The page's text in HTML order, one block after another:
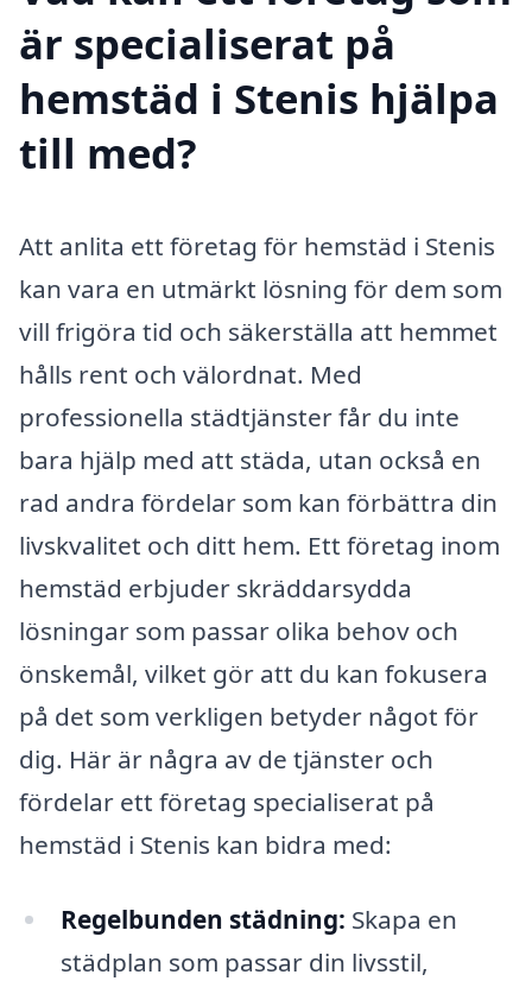
är specialiserat på
hemstäd i Stenis hjälpa
till med?
Att anlita ett företag för hemstäd i Stenis
kan vara en utmärkt lösning för dem som
vill frigöra tid och säkerställa att hemmet
hålls rent och välordnat. Med
professionella städtjänster får du inte
bara hjälp med att städa, utan också en
rad andra fördelar som kan förbättra din
livskvalitet och ditt hem. Ett företag inom
hemstäd erbjuder skräddarsydda
lösningar som passar olika behov och
önskemål, vilket gör att du kan fokusera
på det som verkligen betyder något för
dig. Här är några av de tjänster och
fördelar ett företag specialiserat på
hemstäd i Stenis kan bidra med:
Regelbunden städning: Skapa en
städplan som passar din livsstil,